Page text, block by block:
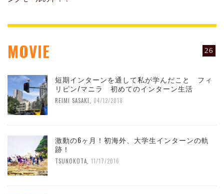
26
MOVIE
短期インターンを通して私が学んだこと フィ
リピン/マニラ 初めてのインターン生活
REIMI SASAKI 04/12/2018
激動の6ヶ月！初海外、大学生インターンの軌
跡！
TSUNOKOTA 11/17/2016